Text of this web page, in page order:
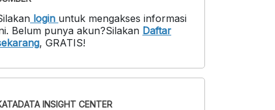
login untuk mengakses informasi
. Belum punya akun?Silakan Daftar
, GRATIS!
INSIGHT CENTER